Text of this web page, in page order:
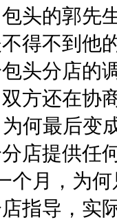
头的郭先
得不到他
头分店的
方还在协
何最后变
店提供任
个月，为
指导，实